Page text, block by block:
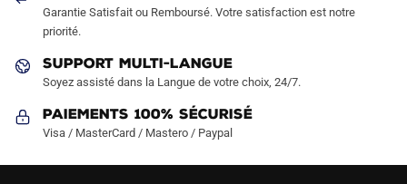
page
produit
la
Garantie Satisfait ou Remboursé. Votre satisfaction est notre
priorité.
SUPPORT MULTI-LANGUE
Soyez assisté dans la Langue de votre choix, 24/7.
Paiements 100% Sécurisé
Visa / MasterCard / Mastero / Paypal